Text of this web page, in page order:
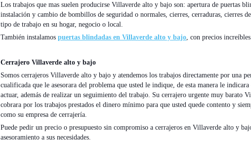
Los trabajos que mas suelen producirse Villaverde alto y bajo son: apertura de puertas
instalación y cambio de bombillos de seguridad o normales, cierres, cerraduras, cierres
tipo de trabajo en su hogar, negocio o local.
También instalamospuertas blindadas en Villaverde alto y bajo , con precios increíbles.
Cerrajero Villaverde alto y bajo
Somos cerrajeros Villaverde alto y bajo y atendemos los trabajos directamente por una
cualificada que le asesorara del problema que usted le indique, de esta manera le
actuar, además de realizar un seguimiento del trabajo. Su cerrajero urgente muy barato
cobrara por los trabajos prestados el dinero mínimo para que usted quede contento y
como su empresa de cerrajería.
Puede pedir un precio o presupuesto sin compromiso a cerrajeros en Villaverde alto y
asesoramiento a sus necesidades.